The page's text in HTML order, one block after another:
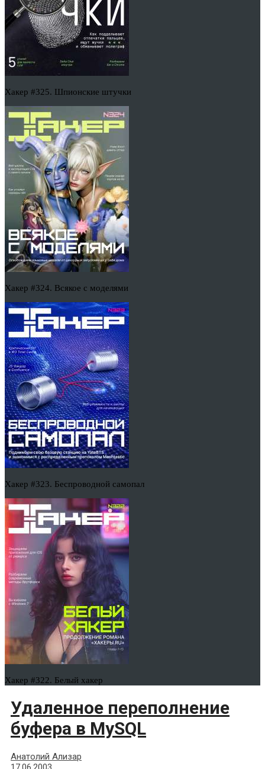
Хакер #325. Шпионские штучки
Хакер #324. Всякое с моделями
Хакер #323. Беспроводной самопал
Хакер #322. Белый хакер
Удаленное переполнение
буфера в MySQL
Анатолий Ализар